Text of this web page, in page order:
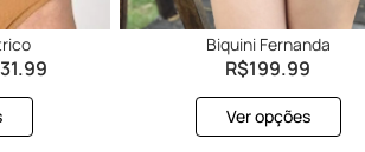
Biquini Fernanda
R$199.99
Ver opções